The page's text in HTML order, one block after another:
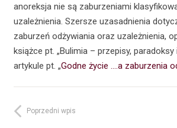
anoreksja nie są zaburzeniami
uzależnienia. Szersze uzasadnienia
zaburzeń odżywiania oraz uzależnienia,
książce pt. „Bulimia – przepisy,
artykule pt. „Godne życie ….a zaburzenia
Poprzedni wpis